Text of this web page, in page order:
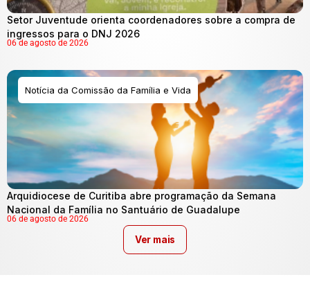
Setor Juventude orienta coordenadores sobre a compra de
ingressos para o DNJ 2026
06 de agosto de 2026
Notícia da Comissão da Família e Vida
Arquidiocese de Curitiba abre programação da Semana
Nacional da Família no Santuário de Guadalupe
06 de agosto de 2026
Ver mais